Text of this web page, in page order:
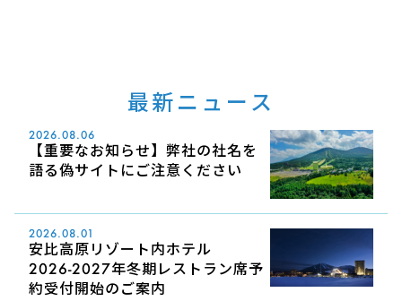
最新ニュース
2026.08.06
【重要なお知らせ】弊社の社名を
語る偽サイトにご注意ください
2026.08.01
安比高原リゾート内ホテル
2026-2027年冬期レストラン席予
約受付開始のご案内